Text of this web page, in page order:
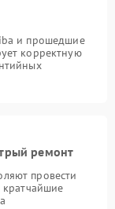
и прошедшие
корректную
ремонт
провести
кратчайшие